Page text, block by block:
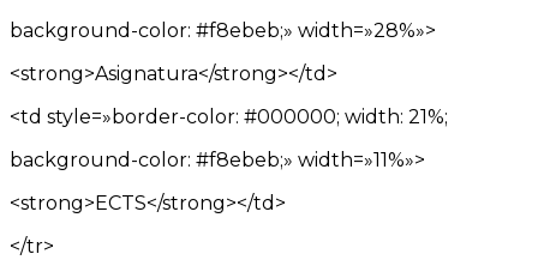
background-color: #f8ebeb;» width=»28%»>
<strong>Asignatura</strong></td>
<td style=»border-color: #000000; width: 21%;
background-color: #f8ebeb;» width=»11%»>
<strong>ECTS</strong></td>
</tr>